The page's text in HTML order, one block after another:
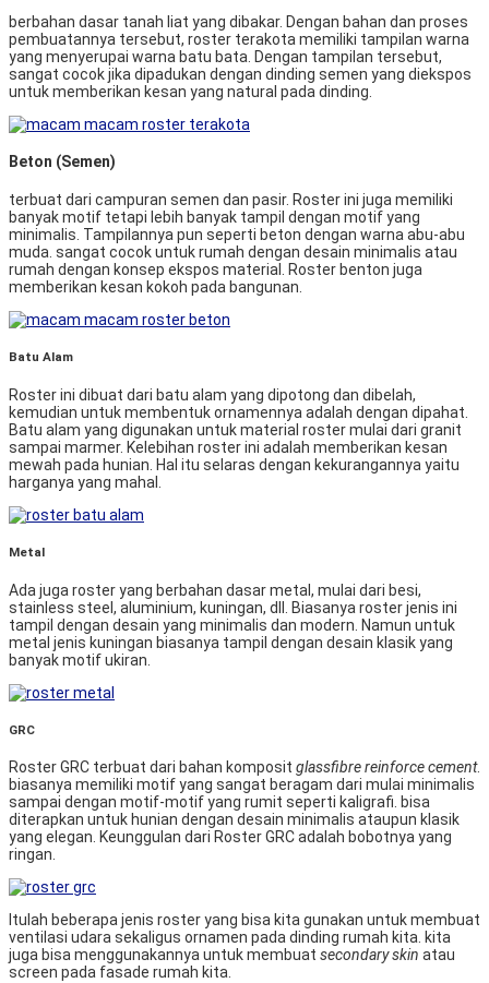
berbahan dasar tanah liat yang dibakar. Dengan bahan dan proses
pembuatannya tersebut, roster terakota memiliki tampilan warna
yang menyerupai warna batu bata. Dengan tampilan tersebut,
sangat cocok jika dipadukan dengan dinding semen yang diekspos
untuk memberikan kesan yang natural pada dinding.
Beton (Semen)
terbuat dari campuran semen dan pasir. Roster ini juga memiliki
banyak motif tetapi lebih banyak tampil dengan motif yang
minimalis. Tampilannya pun seperti beton dengan warna abu-abu
muda. sangat cocok untuk rumah dengan desain minimalis atau
rumah dengan konsep ekspos material. Roster benton juga
memberikan kesan kokoh pada bangunan.
Batu Alam
Roster ini dibuat dari batu alam yang dipotong dan dibelah,
kemudian untuk membentuk ornamennya adalah dengan dipahat.
Batu alam yang digunakan untuk material roster mulai dari granit
sampai marmer. Kelebihan roster ini adalah memberikan kesan
mewah pada hunian. Hal itu selaras dengan kekurangannya yaitu
harganya yang mahal.
Metal
Ada juga roster yang berbahan dasar metal, mulai dari besi,
stainless steel, aluminium, kuningan, dll. Biasanya roster jenis ini
tampil dengan desain yang minimalis dan modern. Namun untuk
metal jenis kuningan biasanya tampil dengan desain klasik yang
banyak motif ukiran.
GRC
Roster GRC terbuat dari bahan komposit glassfibre reinforce cement.
biasanya memiliki motif yang sangat beragam dari mulai minimalis
sampai dengan motif-motif yang rumit seperti kaligrafi. bisa
diterapkan untuk hunian dengan desain minimalis ataupun klasik
yang elegan. Keunggulan dari Roster GRC adalah bobotnya yang
ringan.
Itulah beberapa jenis roster yang bisa kita gunakan untuk membuat
ventilasi udara sekaligus ornamen pada dinding rumah kita. kita
juga bisa menggunakannya untuk membuat secondary skin atau
screen pada fasade rumah kita.